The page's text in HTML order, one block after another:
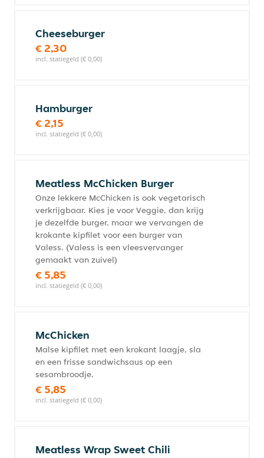
Cheeseburger
€ 2,30
incl. statiegeld (€ 0,00)
Hamburger
€ 2,15
incl. statiegeld (€ 0,00)
Meatless McChicken Burger
Onze lekkere McChicken is ook vegetarisch
verkrijgbaar. Kies je voor Veggie, dan krijg
je dezelfde burger, maar we vervangen de
krokante kipfilet voor een burger van
Valess. (Valess is een vleesvervanger
gemaakt van zuivel)
€ 5,85
incl. statiegeld (€ 0,00)
McChicken
Malse kipfilet met een krokant laagje, sla
en een frisse sandwichsaus op een
sesambroodje.
€ 5,85
incl. statiegeld (€ 0,00)
Meatless Wrap Sweet Chili